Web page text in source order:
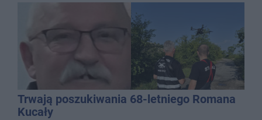
Trwają poszukiwania 68-letniego Romana
Kucały